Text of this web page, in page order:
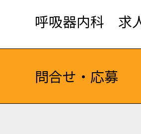
呼吸器内科 求
問合せ・応募